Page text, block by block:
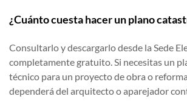
¿Cuánto cuesta hacer un plano
Consultarlo y descargarlo desde la Sede
completamente gratuito. Si necesitas un
técnico para un proyecto de obra o
dependerá del arquitecto o aparejador